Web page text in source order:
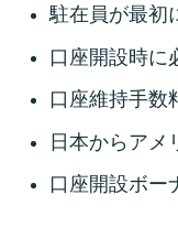
駐在員が最初
口座開設時に
口座維持手数
日本からアメ
口座開設ボー